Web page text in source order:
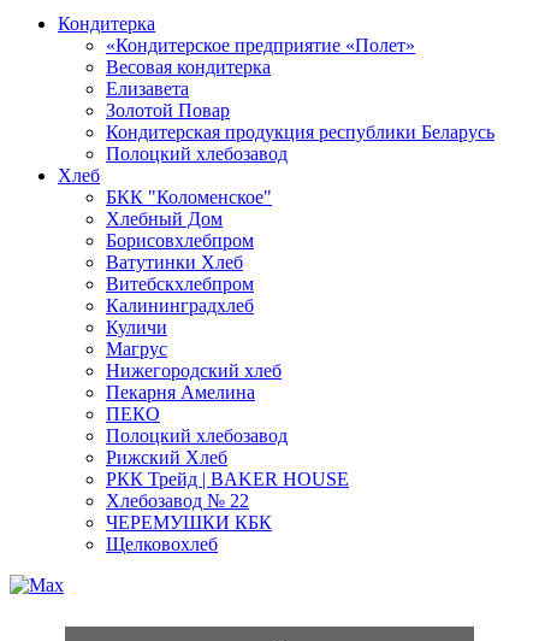
Кондитерка
«Кондитерское предприятие «Полет»
Весовая кондитерка
Елизавета
Золотой Повар
Кондитерская продукция республики Беларусь
Полоцкий хлебозавод
Хлеб
БКК "Коломенское"
Хлебный Дом
Борисовхлебпром
Ватутинки Хлеб
Витебскхлебпром
Калининградхлеб
Куличи
Магрус
Нижегородский хлеб
Пекарня Амелина
ПЕКО
Полоцкий хлебозавод
Рижский Хлеб
РКК Трейд | BAKER HOUSE
Хлебозавод № 22
ЧЕРЕМУШКИ КБК
Щелковохлеб